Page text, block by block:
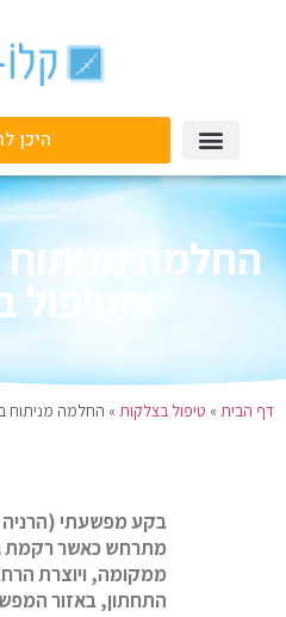
היכן
החלמה
דף הבית » טיפול בצלקות » החלמה מניתוח
בקע מפשעתי (הרניה
מתרחש כאשר רקמת
ממקומה, ויוצרת
התחתון, באזור